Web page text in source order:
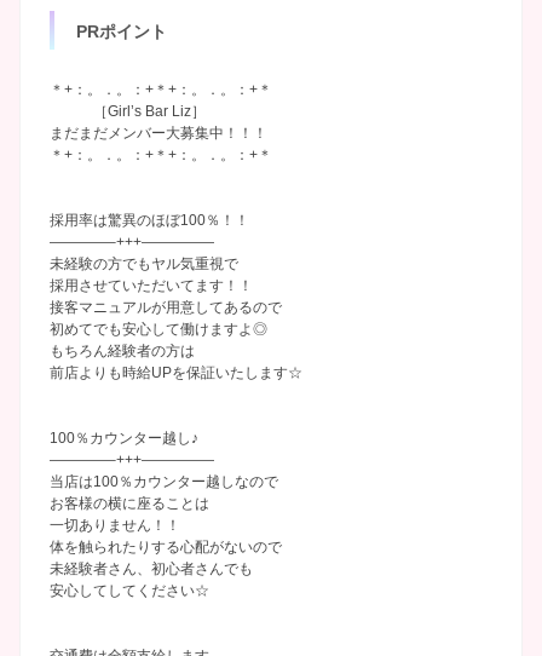
PRポイント
＊+：。．。：+＊+：。．。：+＊
［Girl’s Bar Liz］
まだまだメンバー大募集中！！！
＊+：。．。：+＊+：。．。：+＊
採用率は驚異のほぼ100％！！
————–+++—————
未経験の方でもヤル気重視で
採用させていただいてます！！
接客マニュアルが用意してあるので
初めてでも安心して働けますよ◎
もちろん経験者の方は
前店よりも時給UPを保証いたします☆
100％カウンター越し♪
————–+++—————
当店は100％カウンター越しなので
お客様の横に座ることは
一切ありません！！
体を触られたりする心配がないので
未経験者さん、初心者さんでも
安心してしてください☆